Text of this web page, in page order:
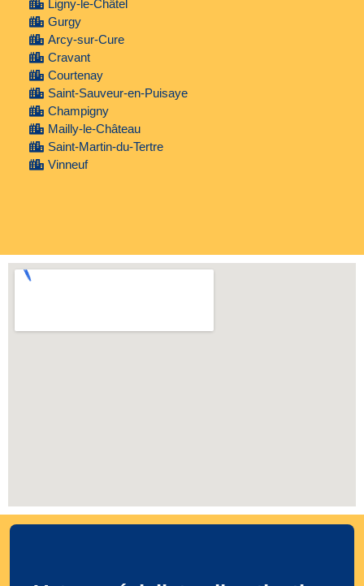
Ligny-le-Châtel
Gurgy
Arcy-sur-Cure
Cravant
Courtenay
Saint-Sauveur-en-Puisaye
Champigny
Mailly-le-Château
Saint-Martin-du-Tertre
Vinneuf